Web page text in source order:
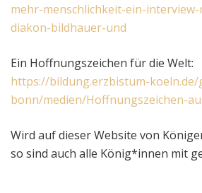
mehr-menschlichkeit-ein-
diakon-bildhauer-und
Ein Hoffnungszeichen für die Welt:
https://bildung.erzbistum-koeln.de/
bonn/medien/Hoffnungszeichen-
Wird auf dieser Website von
so sind auch alle König*innen mit